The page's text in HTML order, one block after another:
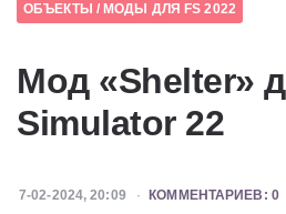
ОБЪЕКТЫ / МОДЫ ДЛЯ FS 2022
Мод «Shelter»
Simulator 22
7-02-2024, 20:09 КОММЕНТАРИЕВ: 0